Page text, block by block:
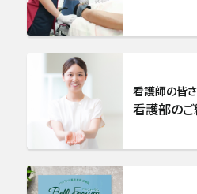
リハビリテーション科
脳卒中センター 脳神経
心臓血管外科
泌尿器科
看護師の皆
看護部の